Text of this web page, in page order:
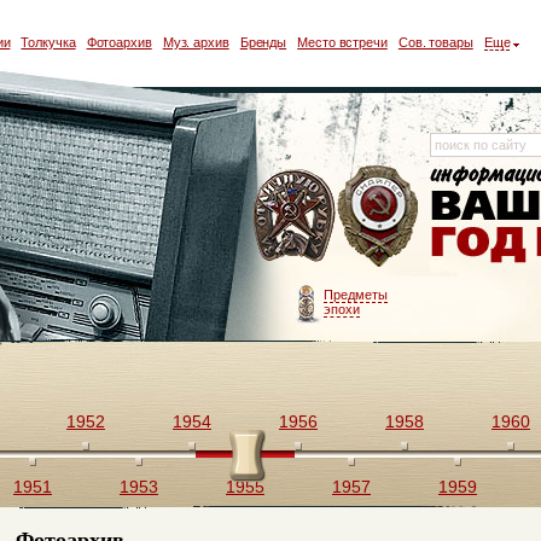
Толкучка Фотоархив Муз. архив Бренды Место встречи Сов. товары Еще
Предметы
эпохи
1951
1952
1953
1954
1955
1956
1957
1958
1959
1960